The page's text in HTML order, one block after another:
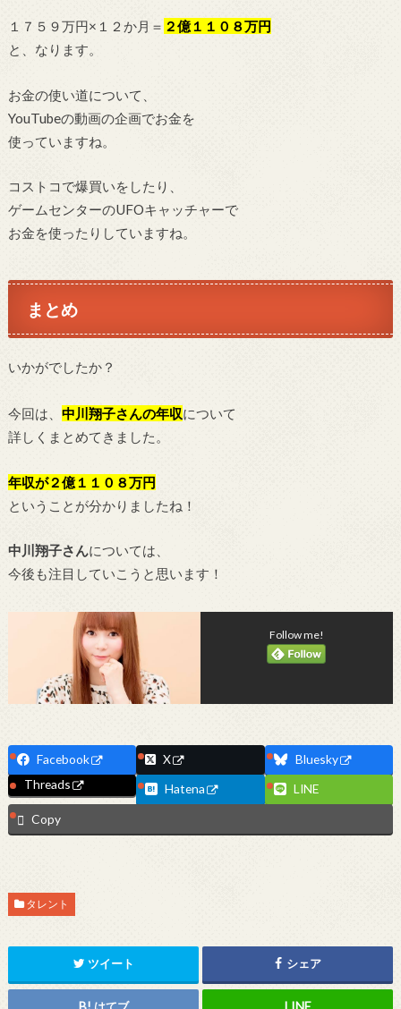
１７５９万円×１２か月＝ ２億１１０８万円
と、なります。
お金の使い道について、
YouTubeの動画の企画でお金を
使っていますね。
コストコで爆買いをしたり、
ゲームセンターのUFOキャッチャーで
お金を使ったりしていますね。
まとめ
いかがでしたか？
今回は、 中川翔子さんの年収について
詳しくまとめてきました。
年収が２億１１０８万円
ということが分かりましたね！
中川翔子さんについては、
今後も注目していこうと思います！
Follow me!
Facebook X
Bluesky
Threads
Hatena
LINE
Copy
タレント
ツイート シェア
はてブ